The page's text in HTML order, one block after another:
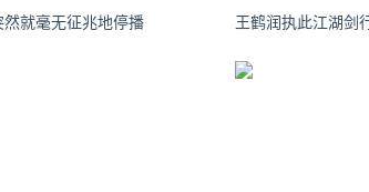
然就毫无征兆地停播 王鹤润执此江湖剑